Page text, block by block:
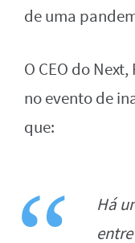
de uma
O CEO do
no evento de
que:
Há